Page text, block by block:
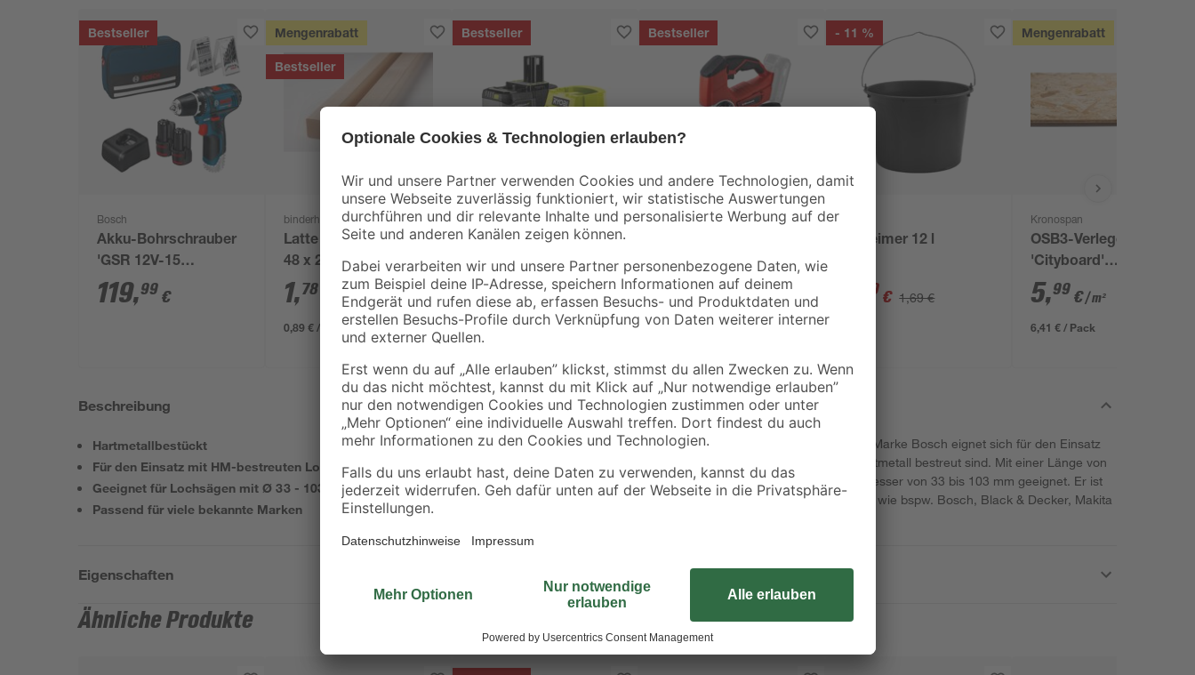
Bestseller
Bosch
Akku-Bohrschrauber
'GSR 12V-15
Professional' mit 2
Akkus, Tasche und
119,99 €
Mengenrabatt
Bestseller
binderholz
Latte sägerau 2000 x
48 x 24 mm
1,78
0,89 € / Meter
Bestseller
Ryobi
Akku-Starter-Set
'ONE+ HP RC18120-
150X' 18 V 5,0 Ah mit
Akku und Ladegerät
129,99 €
Bestseller
Einhell
JS 18/80 Li-Solo'
ohne Akku und
Ladegerät
59,99€
- 11 %
Baueimer 12 l
49 € 1,69 €
Mengenrabatt
Kronospan
OSB3-Verlegeplatte
'Cityboard'
ungeschliffen 1690 x
634 x 12 mm
5,99 €/ m²
6,41 € / Pack
Beschreibung
Hartmetallbestückt
Für den Einsatz mit HM-bestreuten Lochsägen
Geeignet für Lochsägen mit Ø 33 - 103 mm
Passend für viele bekannte Marken
Der hartmetallbestückte Zentrierbohrer von der Marke Bosch eignet sich für den Einsatz
zusammen mit Lochsägen, die ebenfalls mit Hartmetall bestreut sind. Mit einer Länge von
140 mm ist er für Lochsägen mit einem Durchmesser von 33 bis 103 mm geeignet. Er ist
kompatibel mit Geräten vieler bekannter Marken wie bspw. Bosch, Black & Decker, Makita
Eigenschaften
Ähnliche Produkte